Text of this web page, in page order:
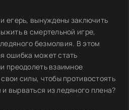
егерь, вынуждены заключить
в смертельной игре,
безмолвия. В этом
ошибка может стать
преодолеть взаимное
силы, чтобы противостоять
вырваться из ледяного плена?